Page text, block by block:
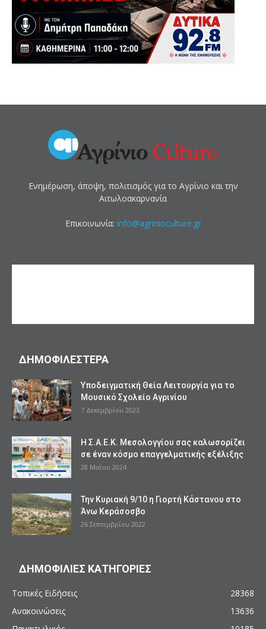
Ενημέρωση, άποψη, πολιτισμός για το Αγρίνιο και την
Αιτωλοακαρνανία
Επικοινωνία: info@agrinioculture.gr
ΔΗΜΟΦΙΛΕΣΤΕΡΑ
Υποδειγματική Θεία Λειτουργία για το
Μουσικό Σχολείο Αγρινίου
7 Δεκεμβρίου 2023
Η Σ.Α.Ε.Κ. Μεσολογγίου σας καλωσορίζει
σε έναν κόσμο επαγγελματικής εξέλιξης
28 Μαΐου 2024
Την Κυριακή 9/10 η Γιορτή Κάστανου στο
Άνω Κεράσοσβο
26 Σεπτεμβρίου 2022
ΔΗΜΟΦΙΛΙΕΣ ΚΑΤΗΓΟΡΙΕΣ
Τοπικές Ειδήσεις
28368
Ανακοινώσεις
13636